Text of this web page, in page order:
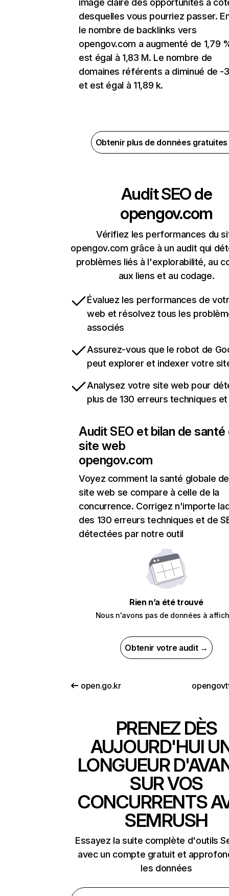
image claire des opportunités à
desquelles vous pourriez passer.
le nombre de backlinks vers
opengov.com a augmenté de 1,79
est égal à 1,83 M. Le nombre de
domaines référents a diminué de -
et est égal à 11,89 k.
Obtenir plus de données
Audit SEO de
opengov.com
Vérifiez les performances du
opengov.com grâce à un audit qui
problèmes liés à l'explorabilité, au
aux liens et au codage.
Évaluez les performances de
web et résolvez tous les
associés
Assurez-vous que le robot de
peut explorer et indexer votre
Analysez votre site web pour
plus de 130 erreurs techniques et
Audit SEO et bilan de santé
site web
opengov.com
Voyez comment la santé globale
site web se compare à celle de la
concurrence. Corrigez n'importe
des 130 erreurs techniques et de
détectées par notre outil
Rien n’a été trouvé
Nous n'avons pas de données à
Obtenir votre audit →
open.go.kr
PRENEZ DÈS
AUJOURD'HUI
LONGUEUR
SUR VOS
CONCURRENTS
SEMRUSH
Essayez la suite complète d'outils
avec un compte gratuit et
les données